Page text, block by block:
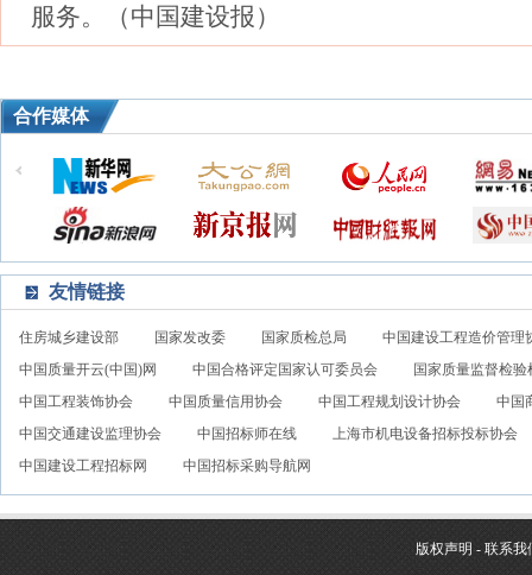
服务。（中国建设报）
合作媒体
友情链接
住房城乡建设部 国家发改委 国家质检总局
中国建设工程造价管理
中国质量开云(中国)网
中国合格评定国家认可委员会
国家质量监督检验
中国工程装饰协会
中国质量信用协会 中国工程规划设计协会
中国
中国交通建设监理协会
中国招标师在线
上海市机电设备招标投标协会
中国建设工程招标网
中国招标采购导航网
版权声明 - 联系我